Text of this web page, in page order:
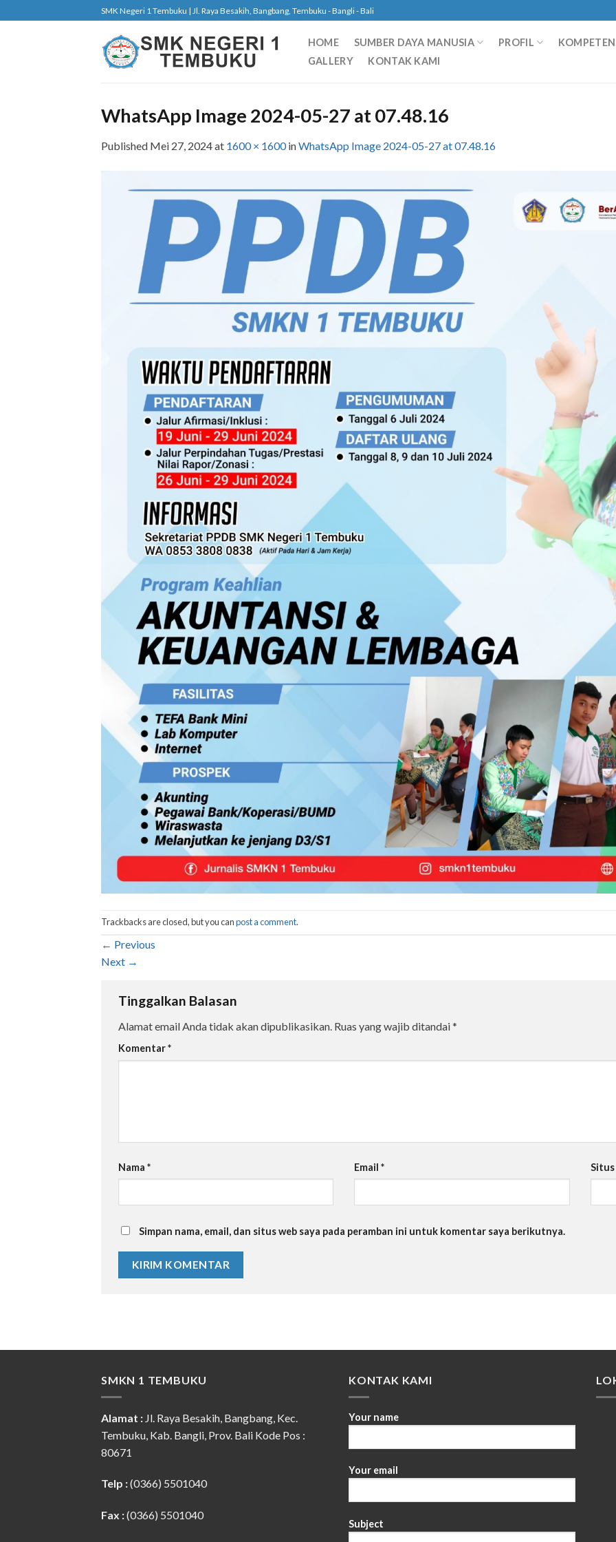
to
SMK Negeri 1 Tembuku | Jl. Raya Besakih, Bangbang, Tembuku - Bangli - Bali
HOME SUMBER DAYA MANUSIA PROFIL
GALLERY
KONTAK KAMI
WhatsApp Image 2024-05-27 at 07.48.16
Published Mei 27, 2024at 1600 × 1600inWhatsApp Image 2024-05-27 at 07.48.16
Trackbacks are closed, but you canpost a comment.
← Previous
Next →
Tinggalkan Balasan
Alamat email Anda tidak akan dipublikasikan. Ruas yang wajib ditandai*
Komentar*
Nama * Email* Situs
Simpan nama, email, dan situs web saya pada peramban ini untuk komentar saya berikutnya.
SMKN 1 TEMBUKU
Alamat : Jl. Raya Besakih, Bangbang, Kec.
Tembuku, Kab. Bangli, Prov. Bali Kode Pos :
80671
Telp :(0366) 5501040
Fax :(0366) 5501040
KONTAK KAMI
Your name
Your email
Subject